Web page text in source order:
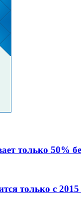
только 50%
только с 2015